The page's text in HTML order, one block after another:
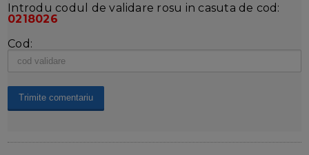
Introdu codul de validare rosu in casuta de cod:
0218026
Cod: